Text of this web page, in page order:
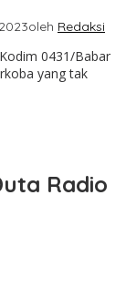
oleh Redaksi
0431/Babar
yang tak
Radio